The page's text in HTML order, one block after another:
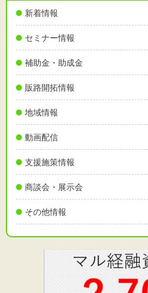
新着情報
セミナー情報
補助金・助成金
販路開拓情報
地域情報
動画配信
支援施策情報
商談会・展示会
その他情報